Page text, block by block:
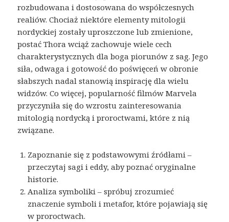
rozbudowana i dostosowana do współczesnych
realiów. Chociaż niektóre elementy mitologii
nordyckiej zostały uproszczone lub zmienione,
postać Thora wciąż zachowuje wiele cech
charakterystycznych dla boga piorunów z sag. Jego
siła, odwaga i gotowość do poświęceń w obronie
słabszych nadal stanowią inspirację dla wielu
widzów. Co więcej, popularność filmów Marvela
przyczyniła się do wzrostu zainteresowania
mitologią nordycką i proroctwami, które z nią
związane.
Zapoznanie się z podstawowymi źródłami –
przeczytaj sagi i eddy, aby poznać oryginalne
historie.
Analiza symboliki – spróbuj zrozumieć
znaczenie symboli i metafor, które pojawiają się
w proroctwach.